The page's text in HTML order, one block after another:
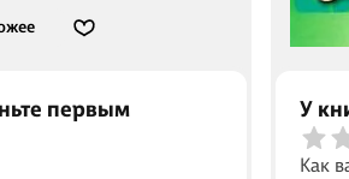
первым У
Как